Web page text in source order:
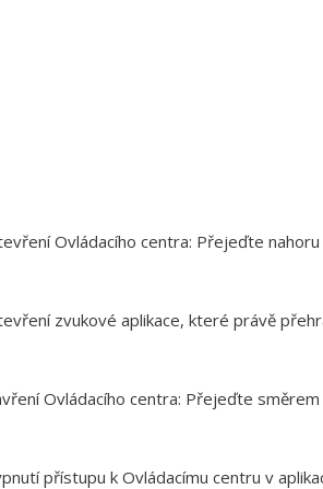
Ovládacího centra: Přejeďte
zvukové aplikace, které právě
Ovládacího centra: Přejeďte směrem
přístupu k Ovládacímu centru v